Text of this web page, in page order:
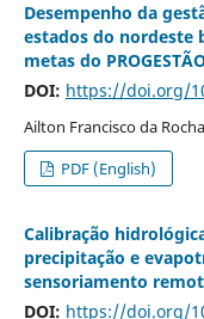
Desempenho da
estados do nordeste
metas do
DOI: https://doi.org/
Ailton Francisco da
PDF (English)
Calibração
precipitação e
sensoriamento
DOI: https://doi.org/